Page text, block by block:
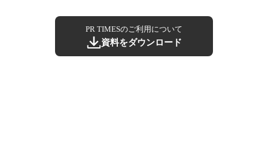
PR TIMESのご利用について
資料をダウンロード